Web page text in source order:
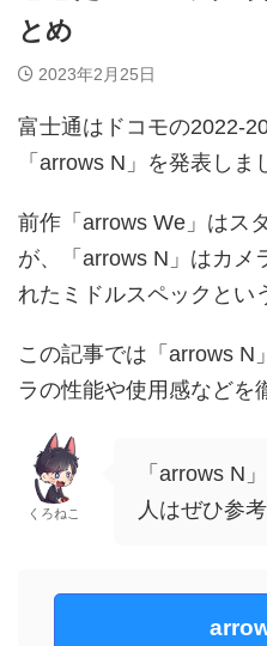
とめ
2023年2月25日
富士通はドコモの2022-
「arrows N」を発表しま
前作「arrows We」はス
が、「arrows N」はカメ
れたミドルスペックとい
この記事では「arrows N
ラの性能や使用感などを
くろねこ
「arrows N
人はぜひ参